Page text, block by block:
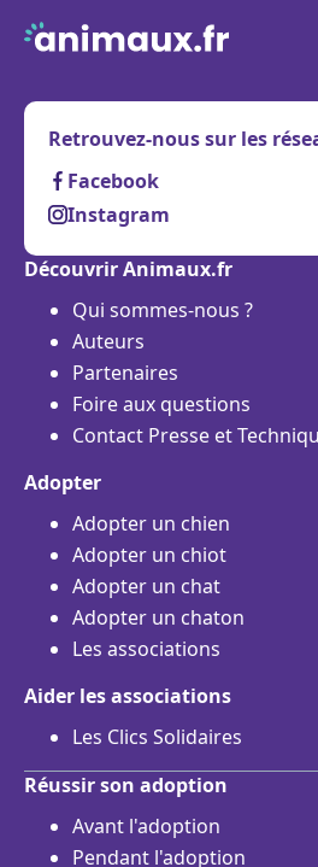
Retrouvez-nous sur les
Facebook
Instagram
Découvrir Animaux.fr
Qui sommes-nous ?
Auteurs
Partenaires
Foire aux questions
Contact Presse et
Adopter
Adopter un chien
Adopter un chiot
Adopter un chat
Adopter un chaton
Les associations
Aider les associations
Les Clics Solidaires
Réussir son adoption
Avant l'adoption
Pendant l'adoption